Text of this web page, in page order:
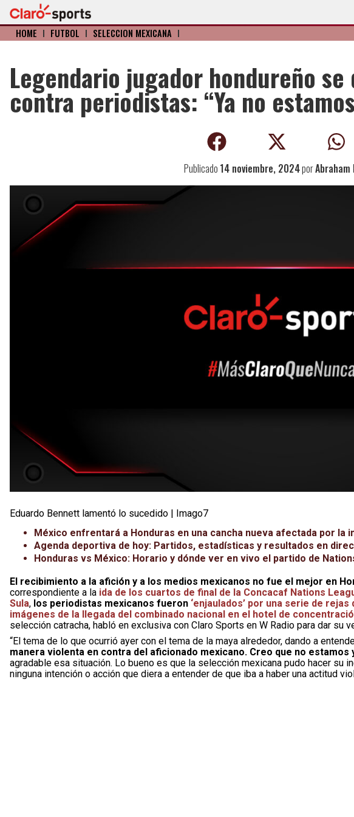
HOME I FÚTBOL I SELECCIÓN MEXICANA I
Legendario jugador hondureño
contra periodistas: “Ya no
Publicado 14 noviembre, 2024porAbraham
Eduardo Bennett lamentó lo sucedido | Imago7
México enfrentará a Honduras en una cancha nueva afectada por la
Agenda deportiva de hoy: Partidos, estadísticas y resultados en
Honduras vs México: Horario y dónde ver en vivo el partido de
El recibimiento a la afición y a los medios mexicanos no fue el mejor en
correspondiente a la ida de los cuartos de final de la Concacaf Nations
Sula, los periodistas mexicanos fueron ‘enjaulados’ por una serie de
imágenes de la llegada del combinado nacional en el hotel de
selección catracha, habló en exclusiva con Claro Sports en W Radio para dar su
“El tema de lo que ocurrió ayer con el tema de la maya alrededor, dando a
manera violenta en contra del aficionado mexicano. Creo que no estamos
agradable esa situación. Lo bueno es que la selección mexicana pudo hacer su
ninguna intención o acción que diera a entender de que iba a haber una actitud